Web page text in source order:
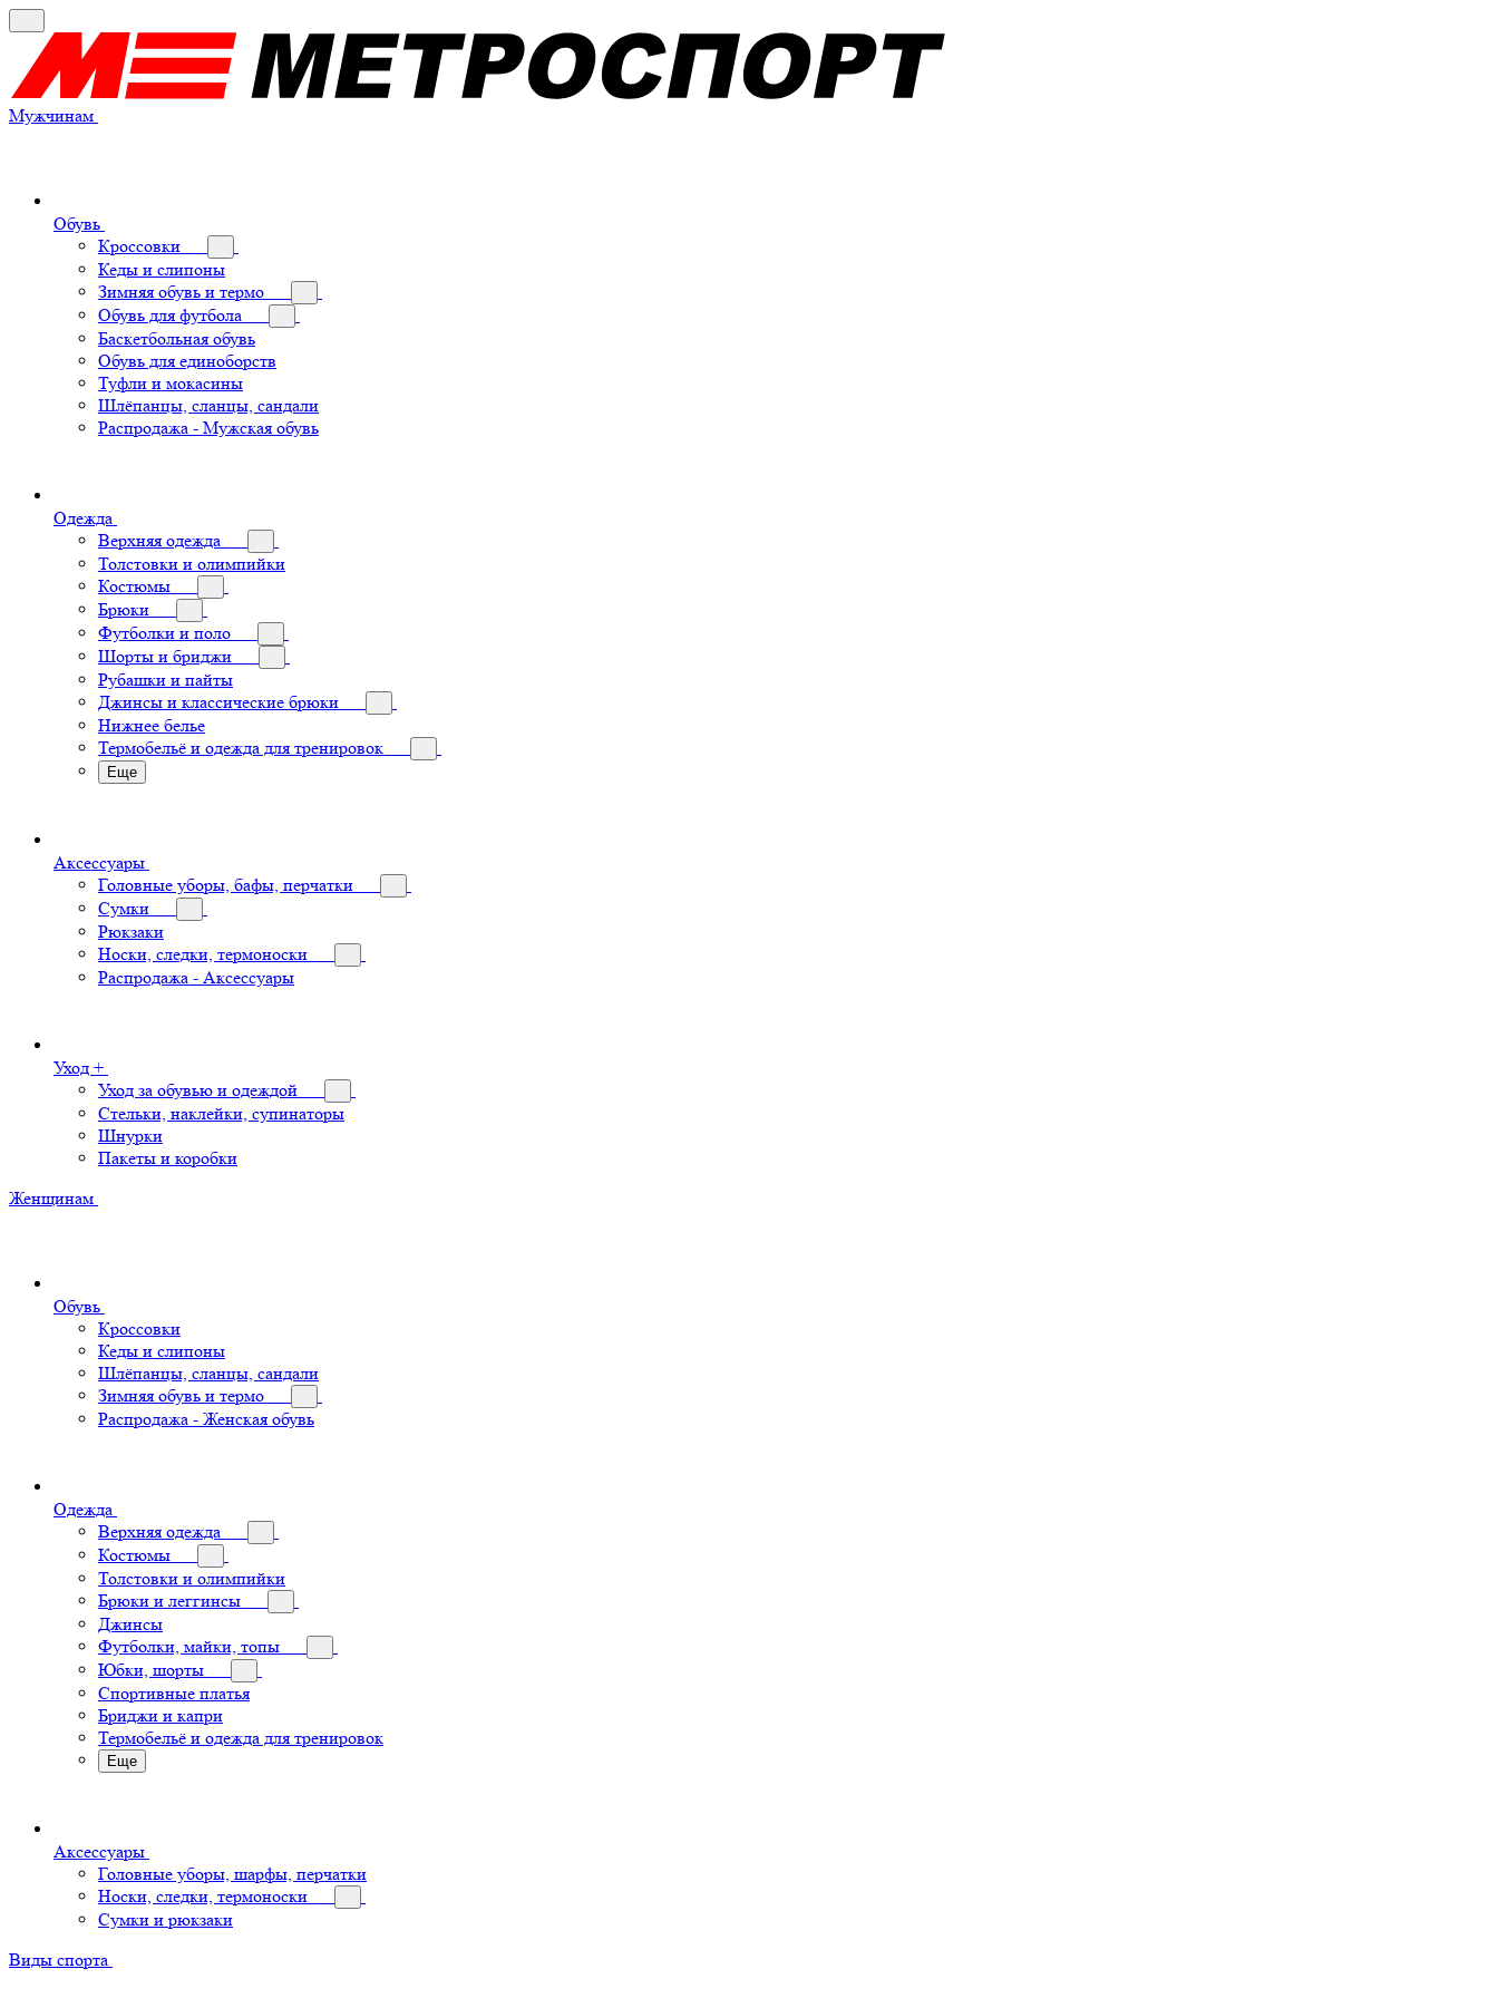
Мужчинам
Обувь
Кроссовки
Кеды и слипоны
Зимняя обувь и термо
Обувь для футбола
Баскетбольная обувь
Обувь для единоборств
Туфли и мокасины
Шлёпанцы, сланцы, сандали
Распродажа - Мужская обувь
Одежда
Верхняя одежда
Толстовки и олимпийки
Костюмы
Брюки
Футболки и поло
Шорты и бриджи
Рубашки и пайты
Джинсы и классические брюки
Нижнее белье
Термобельё и одежда для тренировок
Еще
Аксессуары
Головные уборы, бафы, перчатки
Сумки
Рюкзаки
Носки, следки, термоноски
Распродажа - Аксессуары
Уход +
Уход за обувью и одеждой
Стельки, наклейки, супинаторы
Шнурки
Пакеты и коробки
Женщинам
Обувь
Кроссовки
Кеды и слипоны
Шлёпанцы, сланцы, сандали
Зимняя обувь и термо
Распродажа - Женская обувь
Одежда
Верхняя одежда
Костюмы
Толстовки и олимпийки
Брюки и леггинсы
Джинсы
Футболки, майки, топы
Юбки, шорты
Спортивные платья
Бриджи и капри
Термобельё и одежда для тренировок
Еще
Аксессуары
Головные уборы, шарфы, перчатки
Носки, следки, термоноски
Сумки и рюкзаки
Виды спорта